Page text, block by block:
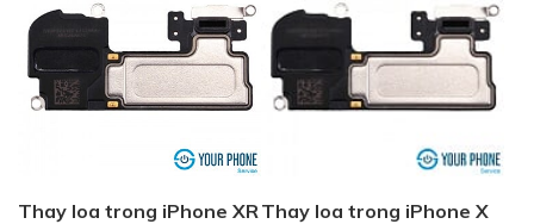
Thay loa trong iPhone XRThay loa trong iPhone X